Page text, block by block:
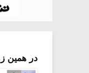
در همین